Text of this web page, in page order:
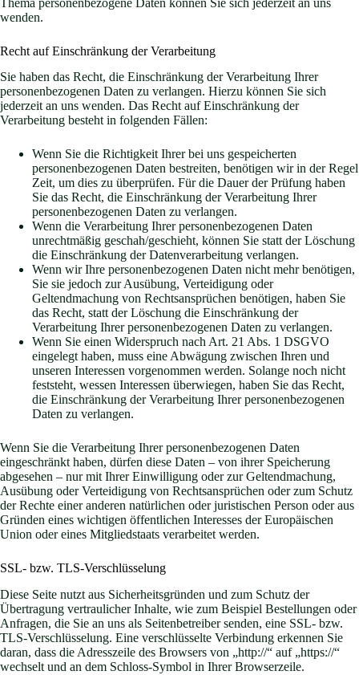
wenden.
Recht auf Einschränkung der Verarbeitung
Sie haben das Recht, die Einschränkung der Verarbeitung Ihrer
personenbezogenen Daten zu verlangen. Hierzu können Sie sich
jederzeit an uns wenden. Das Recht auf Einschränkung der
Verarbeitung besteht in folgenden Fällen:
Wenn Sie die Richtigkeit Ihrer bei uns gespeicherten
personenbezogenen Daten bestreiten, benötigen wir in der Regel
Zeit, um dies zu überprüfen. Für die Dauer der Prüfung haben
Sie das Recht, die Einschränkung der Verarbeitung Ihrer
personenbezogenen Daten zu verlangen.
Wenn die Verarbeitung Ihrer personenbezogenen Daten
unrechtmäßig geschah/geschieht, können Sie statt der Löschung
die Einschränkung der Datenverarbeitung verlangen.
Wenn wir Ihre personenbezogenen Daten nicht mehr benötigen,
Sie sie jedoch zur Ausübung, Verteidigung oder
Geltendmachung von Rechtsansprüchen benötigen, haben Sie
das Recht, statt der Löschung die Einschränkung der
Verarbeitung Ihrer personenbezogenen Daten zu verlangen.
Wenn Sie einen Widerspruch nach Art. 21 Abs. 1 DSGVO
eingelegt haben, muss eine Abwägung zwischen Ihren und
unseren Interessen vorgenommen werden. Solange noch nicht
feststeht, wessen Interessen überwiegen, haben Sie das Recht,
die Einschränkung der Verarbeitung Ihrer personenbezogenen
Daten zu verlangen.
Wenn Sie die Verarbeitung Ihrer personenbezogenen Daten
eingeschränkt haben, dürfen diese Daten – von ihrer Speicherung
abgesehen – nur mit Ihrer Einwilligung oder zur Geltendmachung,
Ausübung oder Verteidigung von Rechtsansprüchen oder zum Schutz
der Rechte einer anderen natürlichen oder juristischen Person oder aus
Gründen eines wichtigen öffentlichen Interesses der Europäischen
Union oder eines Mitgliedstaats verarbeitet werden.
SSL- bzw. TLS-Verschlüsselung
Diese Seite nutzt aus Sicherheitsgründen und zum Schutz der
Übertragung vertraulicher Inhalte, wie zum Beispiel Bestellungen oder
Anfragen, die Sie an uns als Seitenbetreiber senden, eine SSL- bzw.
TLS-Verschlüsselung. Eine verschlüsselte Verbindung erkennen Sie
daran, dass die Adresszeile des Browsers von „http://“ auf „https://“
wechselt und an dem Schloss-Symbol in Ihrer Browserzeile.